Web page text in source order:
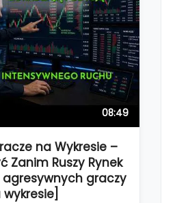
08:49
na Wykresie –
Zanim Ruszy Rynek
agresywnych graczy